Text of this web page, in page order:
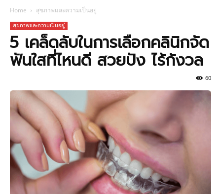
Home สุขภาพและความเป็นอยู่
สุขภาพและความเป็นอยู่
5 เคล็ดลับในการเลือกคลินิกจัด
ฟันใสที่ไหนดี สวยปัง ไร้กังวล
60